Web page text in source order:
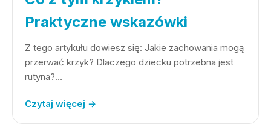
Praktyczne wskazówki
Z tego artykułu dowiesz się: Jakie zachowania mogą
przerwać krzyk? Dlaczego dziecku potrzebna jest
rutyna?…
Czytaj więcej →